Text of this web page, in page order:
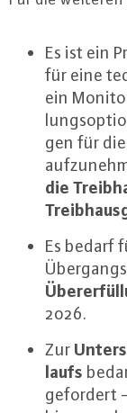
Es ist ein
für eine
ein
gen für
die
Es bedarf
2026.
Zur
laufs
gefordert